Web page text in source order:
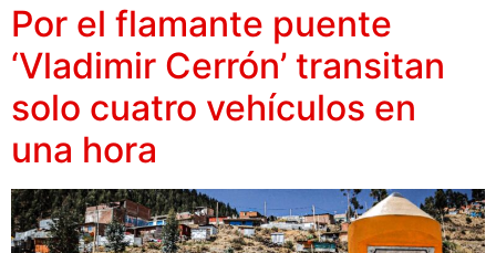
Por el flamante puente
‘Vladimir Cerrón’ transitan
solo cuatro vehículos en
una hora